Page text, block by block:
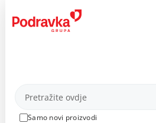
content
Proizvodi
Samo novi proizvodi